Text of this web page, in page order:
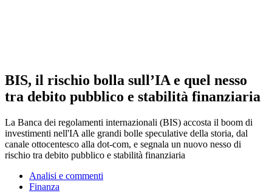
BIS, il rischio bolla sull’IA e quel nesso
tra debito pubblico e stabilità finanziaria
La Banca dei regolamenti internazionali (BIS) accosta il boom di
investimenti nell'IA alle grandi bolle speculative della storia, dal
canale ottocentesco alla dot-com, e segnala un nuovo nesso di
rischio tra debito pubblico e stabilità finanziaria
Analisi e commenti
Finanza